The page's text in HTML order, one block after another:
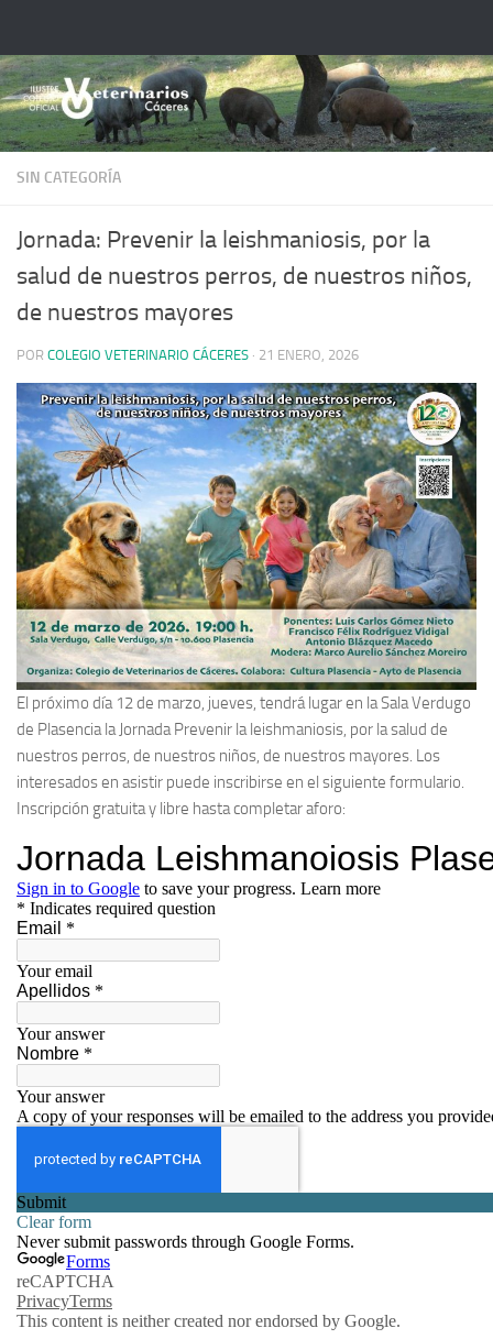
SIN CATEGORÍA
Jornada: Prevenir la leishmaniosis, por la
salud de nuestros perros, de nuestros niños,
de nuestros mayores
POR COLEGIO VETERINARIO CÁCERES · 21 ENERO, 2026
El próximo día 12 de marzo, jueves, tendrá lugar en la Sala Verdugo
de Plasencia la Jornada Prevenir la leishmaniosis, por la salud de
nuestros perros, de nuestros niños, de nuestros mayores. Los
interesados en asistir puede inscribirse en el siguiente formulario.
Inscripción gratuita y libre hasta completar aforo: